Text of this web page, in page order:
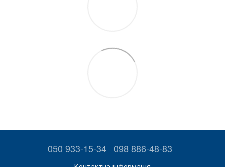
050 933-15-34 098 886-48-83